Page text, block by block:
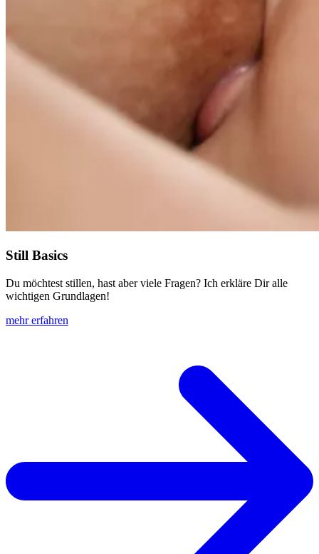
Still Basics
Du möchtest stillen, hast aber viele Fragen? Ich erkläre Dir alle
wichtigen Grundlagen!
mehr erfahren